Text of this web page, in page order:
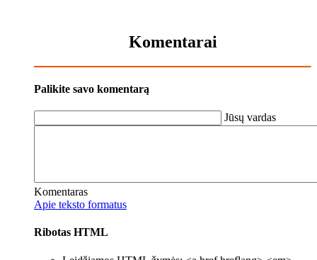
Komentarai
Palikite savo komentarą
Jūsų vardas
Komentaras
Apie teksto formatus
Ribotas HTML